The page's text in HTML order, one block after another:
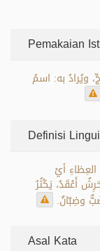
Pemakaian
به: اسمُ
Definisi
أيْ
أَعْقَدُ، يَكْثُرُ
وضِبّانٌ.
Asal Kata